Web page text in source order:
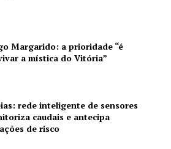
Margarido: a prioridade “é
a mística do Vitória”
rede inteligente de sensores
caudais e antecipa
de risco